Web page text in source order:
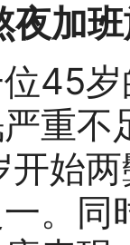
加
45
重
始两
。